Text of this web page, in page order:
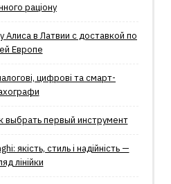
раціону
Алиса в Латвии с доставкой по
Европе
цифрові та смарт-
выбрать первый инструмент
якість, стиль і надійність —
лінійки